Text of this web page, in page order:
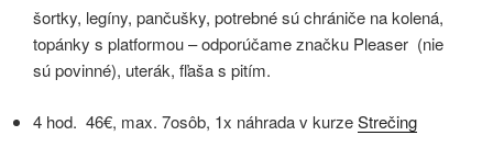
šortky, legíny, pančušky, potrebné sú chrániče na kolená,
topánky s platformou – odporúčame značku Pleaser (nie
sú povinné), uterák, fľaša s pitím.
4 hod. 46€, max. 7osôb, 1x náhrada v kurzeStrečing